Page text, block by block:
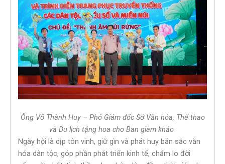
Ông Võ Thành Huy – Phó Giám đốc Sở Văn hóa, Thể thao
và Du lịch tặng hoa cho Ban giam khảo
Ngày hội là dịp tôn vinh, giữ gìn và phát huy bản sắc văn
hóa dân tộc, góp phần phát triển kinh tế, chăm lo đời